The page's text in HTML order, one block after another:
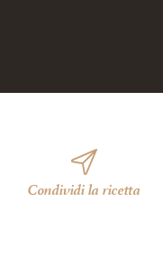
Condividi la ricetta